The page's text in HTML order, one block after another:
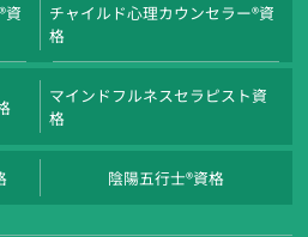
資
チャイルド心理カウンセラー®資
格
マインドフルネスセラピスト資
格
陰陽五行士®資格